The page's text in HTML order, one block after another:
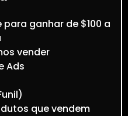
ganhar de $100 a
vender
Ads
que vendem